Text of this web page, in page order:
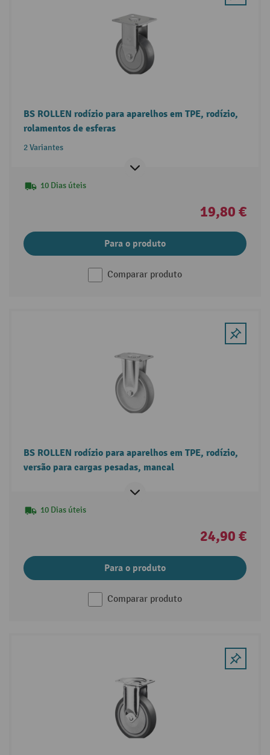
BS ROLLEN rodízio para aparelhos em TPE, rodízio,
rolamentos de esferas
2 Variantes
10 Dias úteis
19,80 €
Para o produto
Comparar produto
BS ROLLEN rodízio para aparelhos em TPE, rodízio,
versão para cargas pesadas, mancal
10 Dias úteis
24,90 €
Para o produto
Comparar produto